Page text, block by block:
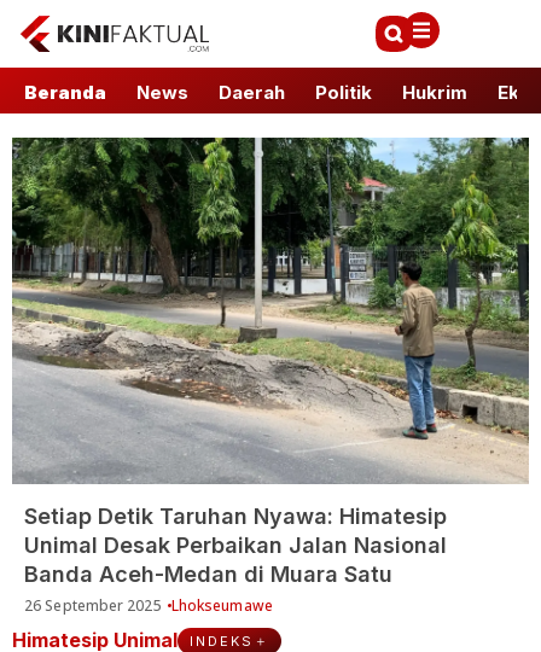
Beranda News Daerah Politik Hukrim
Setiap Detik Taruhan Nyawa: Himatesip
Unimal Desak Perbaikan Jalan Nasional
Banda Aceh-Medan di Muara Satu
26 September 2025 Lhokseumawe
Himatesip Unimal INDEKS